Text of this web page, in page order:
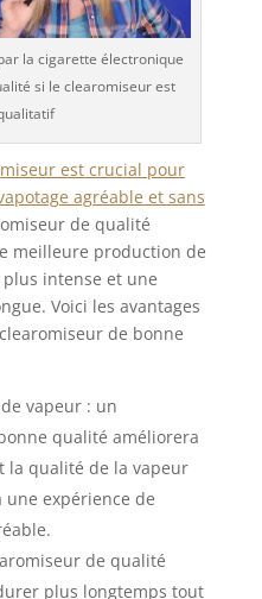
la cigarette électronique
si le clearomiseur est
est crucial pour
agréable et sans
de qualité
meilleure production de
intense et une
Voici les avantages
de bonne
vapeur : un
qualité améliorera
la qualité de la vapeur
expérience de
de qualité
plus longtemps tout